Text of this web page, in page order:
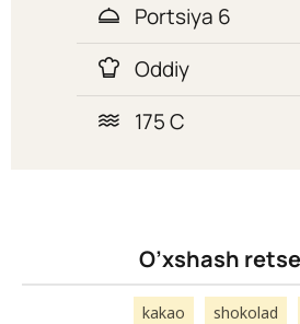
Portsiya 6
Oddiy
175 C
O’xshash
kakao shokolad